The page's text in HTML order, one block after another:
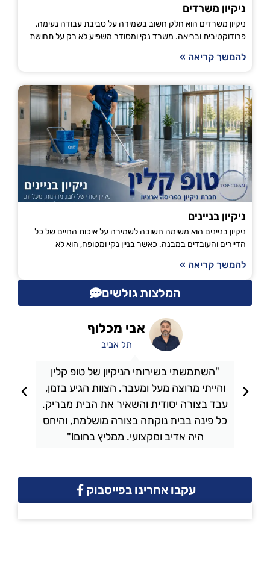
ניקיון משרדים
ניקיון משרדים הוא חלק חשוב בשמירה על סביבת עבודה נעימה,
פרודוקטיבית ובריאה. משרד נקי ומסודר משפיע לא רק על תחושת
להמשך קריאה »
ניקיון בניינים
ניקיון בניינים הוא משימה חשובה לשמירה על איכות החיים של כל
הדיירים והעובדים במבנה. כאשר בניין נקי ומטופח, הוא לא
להמשך קריאה »
המלצות גולשים
"השתמשתי בשירותי הניקיון של טופ קלין
והייתי מרוצה מעל ומעבר. הצוות הגיע בזמן,
עבד בצורה יסודית והשאיר את הבית מבריק.
כל פינה בבית נוקתה בצורה מושלמת, והיחס
היה אדיב ומקצועי. ממליץ בחום!"
אבי מכלוף
תל אביב
עקבו אחרינו בפייסבוק